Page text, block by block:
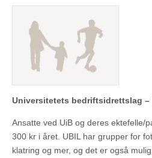
Universitetets bedriftsidrettslag –
Ansatte ved UiB og deres ektefelle/
300 kr i året. UBIL har grupper for
klatring og mer, og det er også